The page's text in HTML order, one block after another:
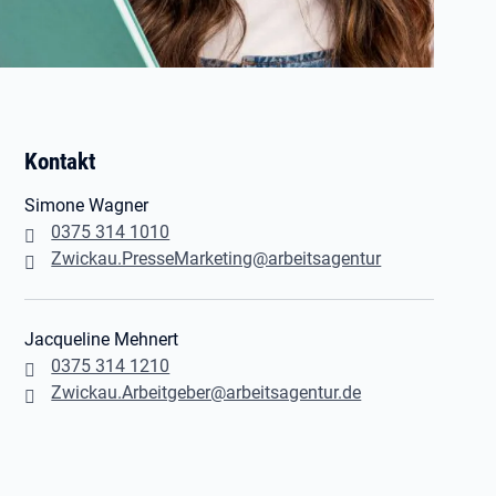
Kontakt
Simone Wagner
0375 314 1010
Zwickau.PresseMarketing@arbeitsagentur
Jacqueline Mehnert
0375 314 1210
Zwickau.Arbeitgeber@arbeitsagentur.de